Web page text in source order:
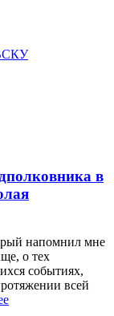
в
напомнил мне
о тех
событиях,
всей